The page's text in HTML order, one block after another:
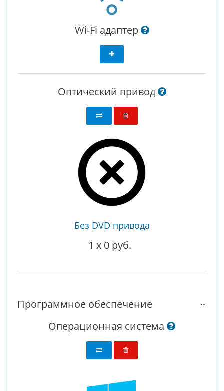
Wi-Fi адаптер
Оптический привод
Без DVD привода
1 x 0 руб.
Программное обеспечение
Операционная система